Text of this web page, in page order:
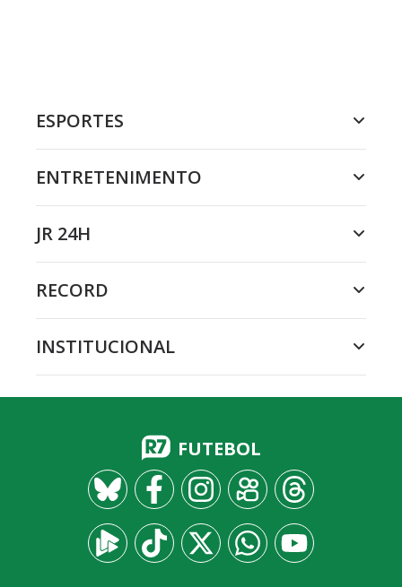
ESPORTES
ENTRETENIMENTO
JR 24H
RECORD
INSTITUCIONAL
FUTEBOL